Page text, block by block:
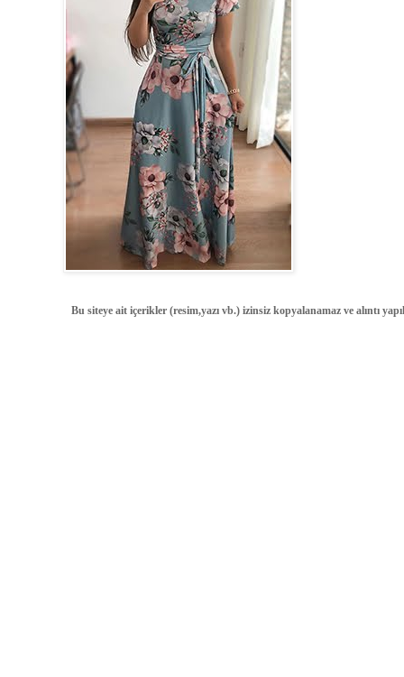
Bu siteye ait içerikler (resim,yazı vb.) izinsiz kopyalanamaz ve alıntı